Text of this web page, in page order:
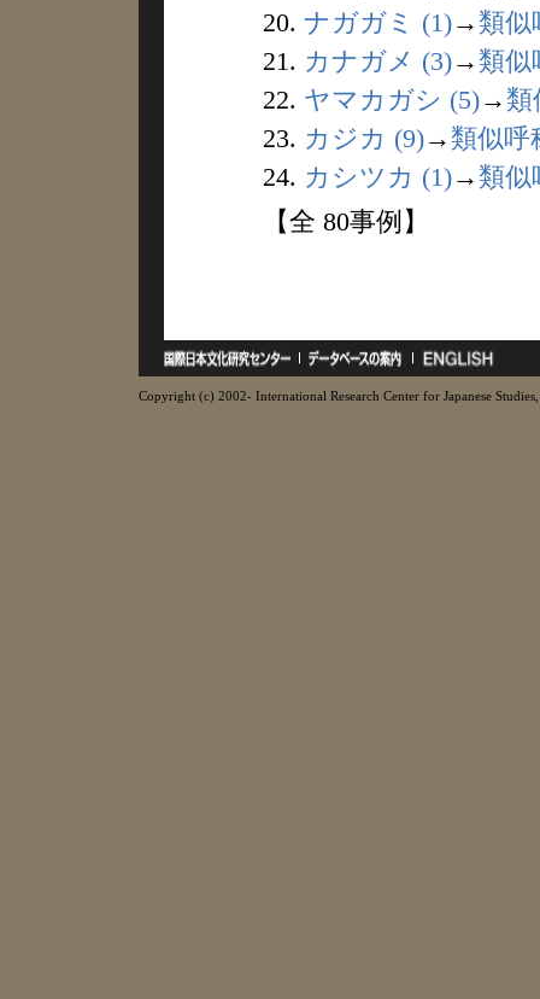
20. ナガガミ (1)→ 類似
21. カナガメ (3)→ 類似
22. ヤマカガシ (5)→ 類
23. カジカ (9)→ 類似呼
24. カシツカ (1)→ 類似
【全 80事例】
Copyright (c) 2002- International Research Center for Japanese